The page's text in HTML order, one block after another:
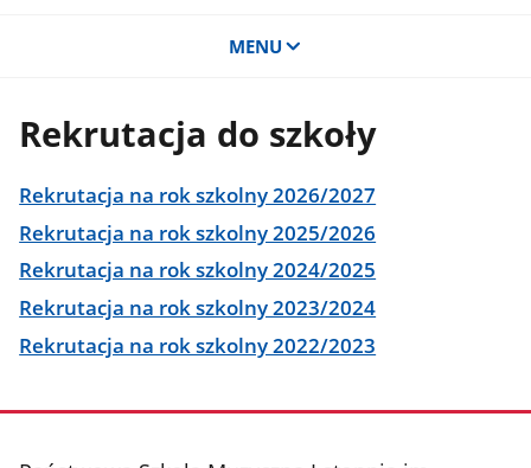
MENU
Rekrutacja do szkoły
Rekrutacja na rok szkolny 2026/2027
Rekrutacja na rok szkolny 2025/2026
Rekrutacja na rok szkolny 2024/2025
Rekrutacja na rok szkolny 2023/2024
Rekrutacja na rok szkolny 2022/2023